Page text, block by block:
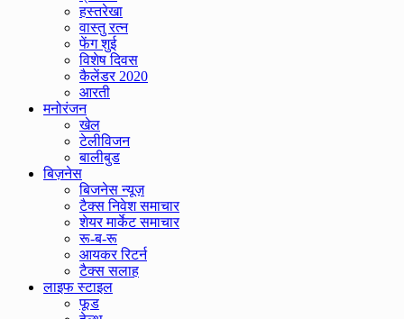
हस्तरेखा
वास्तु रत्न
फेंग शुई
विशेष दिवस
कैलेंडर 2020
आरती
मनोरंजन
खेल
टेलीविजन
बालीबुड
बिज़नेस
बिजनेस न्यूज़
टैक्स निवेश समाचार
शेयर मार्केट समाचार
रू-ब-रू
आयकर रिटर्न
टैक्स सलाह
लाइफ स्टाइल
फूड